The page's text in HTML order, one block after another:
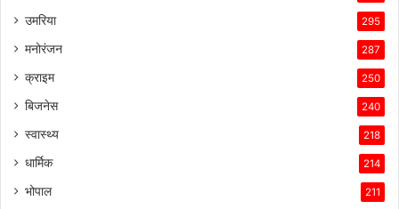
उमरिया 295
मनोरंजन 287
क्राइम 250
बिजनेस 240
स्वास्थ्य 218
धार्मिक 214
भोपाल 211